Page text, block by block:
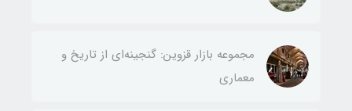
مجموعه بازار قزوین: گنجینه‌ای از تاریخ و
معماری